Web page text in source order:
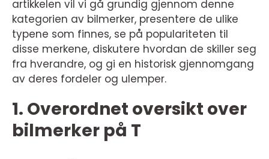
artikkelen vil vi gå grundig gjennom denne
kategorien av bilmerker, presentere de ulike
typene som finnes, se på populariteten til
disse merkene, diskutere hvordan de skiller seg
fra hverandre, og gi en historisk gjennomgang
av deres fordeler og ulemper.
1. Overordnet oversikt over
bilmerker på T